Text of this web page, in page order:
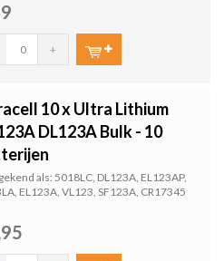
+
10 x Ultra Lithium
DL123A Bulk - 10
als: 5018LC, DL123A, EL123AP,
EL123A, VL123, SF123A, CR17345